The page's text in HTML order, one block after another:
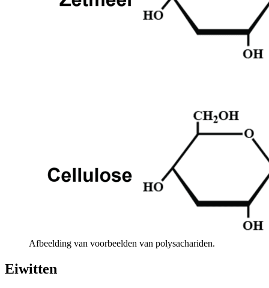
Afbeelding van voorbeelden van polysachariden.
Eiwitten